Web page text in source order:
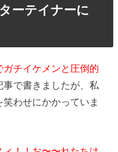
ーテイナーに
ガチイケメンと圧倒的
事で書きましたが、私
わせにかかっていま